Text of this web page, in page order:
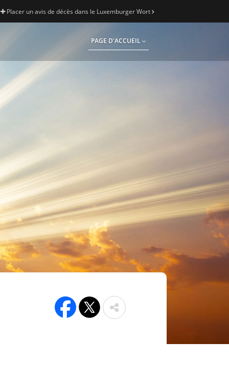
Placer un avis de décès dans le Luxemburger Wort
PAGE D'ACCUEIL